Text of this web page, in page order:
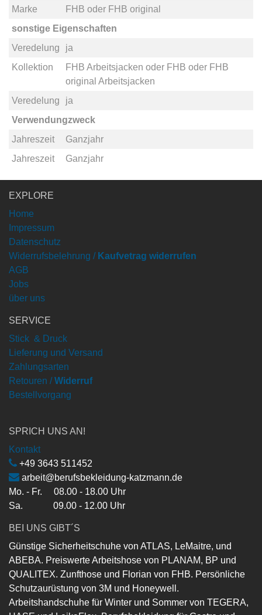
Marke
FHB oder FHB original
sonstige Eigenschaften
Veredelung
ja
Kollektion
FHB Arbeitsjacken oder FHB oder FHB
original Arbeitsjacken
Veredelung
ja
Verwendungzweck
Jahreszeit
Ganzjahr
Jahreszeit
Ganzjahr
EXPLORE
Home
Impressum
Datenschutz
Widerrufsbelehrung / Kaufvetrag widerrufen
AGB
Jobs
über uns
SERVICE
Stick & Druck
Lieferung und Versand
Zahlungsarten
Retouren / Widerruf
Bestellvorgang
SPRICH UNS AN!
Kontakt
+49 3643 511452
arbeit@berufsbekleidung-katzmann.de
Mo. - Fr. 08.00 - 18.00 Uhr
Sa. 09.00 - 12.00 Uhr
BEI UNS GIBT´S
Günstige Sicherheitschuhe von ATLAS, LeMaitre, und
ABEBA. Preiswerte Arbeitshose von PLANAM, BP und
QUALITEX. Zunfthose und Florian von FHB. Persönliche
Schutzaurüstung von 3M und Honeywell.
Arbeitshandschuhe für Winter und Sommer von TEGERA,